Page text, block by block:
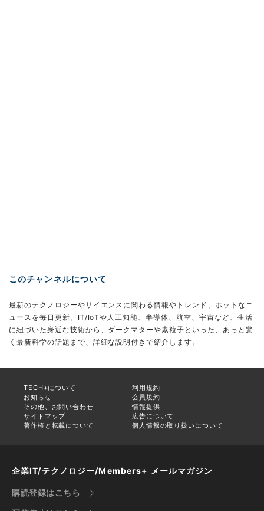
このチャンネルについて
最新のテクノロジーやサイエンスに関わる情報やトレンド、ホットなニ
ュースを毎日更新。IT/IoTや人工知能、半導体、航空、宇宙など、生活
に紐づいた身近な技術から、ダークマターや素粒子といった、あっと驚
く最新科学の話題まで、詳細な説明付きで紹介します。
TECH+について
利用規約
お知らせ
会員規約
その他、お問い合わせ
情報提供
サイトマップ
広告について
著作権と転載について
個人情報の取り扱いについて
企業IT/テクノロジー/Members+ メールマガジン
購読登録はこちら